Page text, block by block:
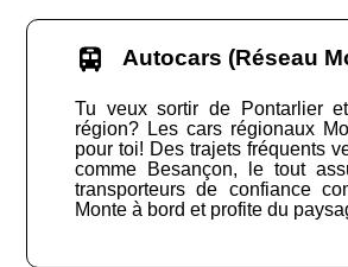
Autocars (Réseau
Tu veux sortir de Pontarlier
région? Les cars régionaux
pour toi! Des trajets fréquents
comme Besançon, le tout
transporteurs de confiance
Monte à bord et profite du